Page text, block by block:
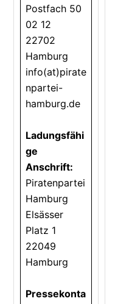
Postfach 50
02 12
22702
Hamburg
info(at)pirate
npartei-
hamburg.de
Ladungsfähi
ge
Anschrift:
Piratenpartei
Hamburg
Elsässer
Platz 1
22049
Hamburg
Pressekonta